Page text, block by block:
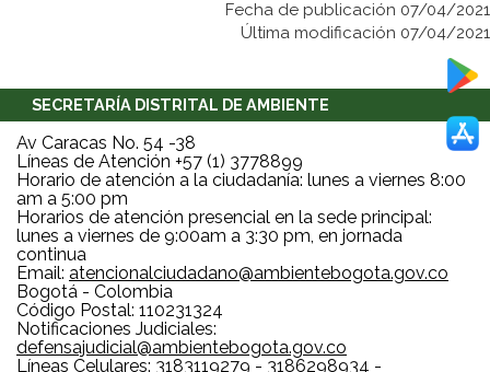
Fecha de publicación 07/04/2021
Última modificación 07/04/2021
SECRETARÍA DISTRITAL DE AMBIENTE
Av Caracas No. 54 -38
Líneas de Atención +57 (1) 3778899
Horario de atención a la ciudadanía: lunes a viernes 8:00
am a 5:00 pm
Horarios de atención presencial en la sede principal:
lunes a viernes de 9:00am a 3:30 pm, en jornada
continua
Email: atencionalciudadano@ambientebogota.gov.co
Bogotá - Colombia
Código Postal: 110231324
Notificaciones Judiciales:
defensajudicial@ambientebogota.gov.co
Líneas Celulares: 3183119279 - 3186298934 -